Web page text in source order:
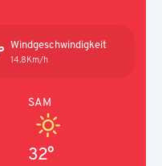
Windgeschwindigkeit
14.8Km/h
SAM
32°